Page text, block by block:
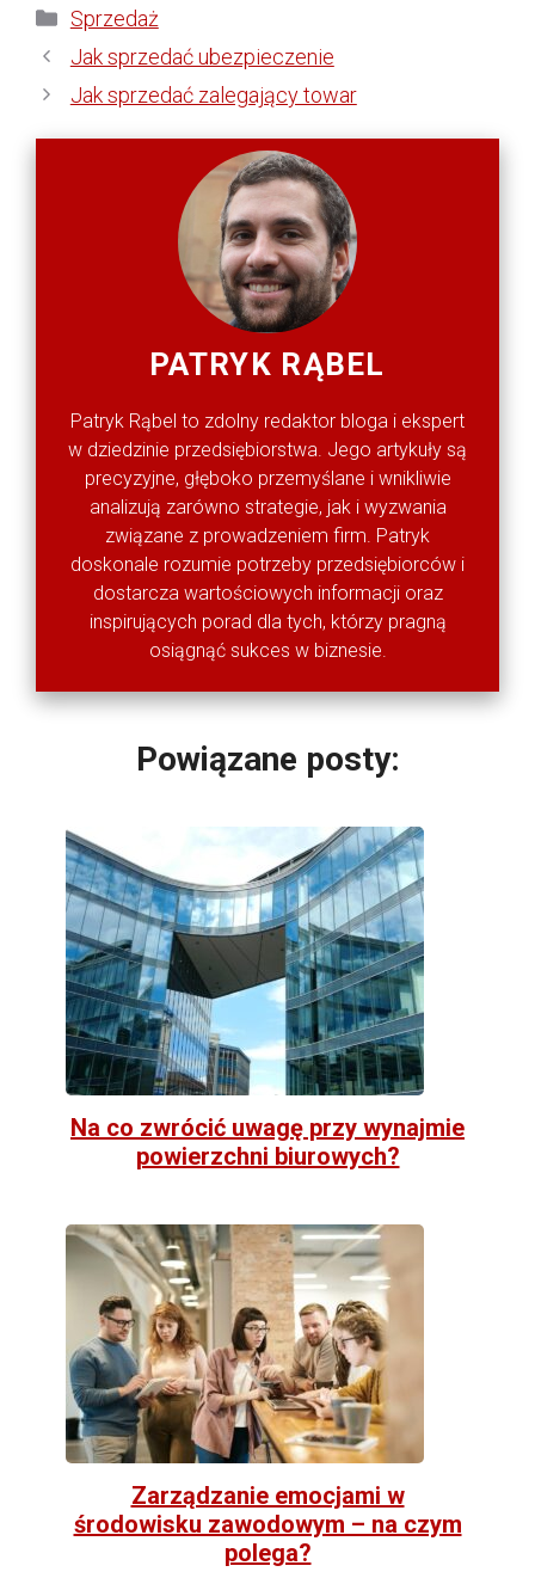
Kategorie
Sprzedaż
Jak sprzedać ubezpieczenie
Jak sprzedać zalegający towar
PATRYK RĄBEL
Patryk Rąbel to zdolny redaktor bloga i ekspert
w dziedzinie przedsiębiorstwa. Jego artykuły są
precyzyjne, głęboko przemyślane i wnikliwie
analizują zarówno strategie, jak i wyzwania
związane z prowadzeniem firm. Patryk
doskonale rozumie potrzeby przedsiębiorców i
dostarcza wartościowych informacji oraz
inspirujących porad dla tych, którzy pragną
osiągnąć sukces w biznesie.
Powiązane posty:
Na co zwrócić uwagę przy wynajmie
powierzchni biurowych?
Zarządzanie emocjami w
środowisku zawodowym – na czym
polega?